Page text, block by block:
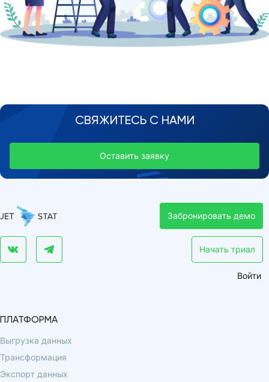
СВЯЖИТЕСЬ С НАМИ
Оставить заявку
Забронировать демо
Начать триал
Войти
ПЛАТФОРМА
Выгрузка данных
Трансформация
Экспорт данных